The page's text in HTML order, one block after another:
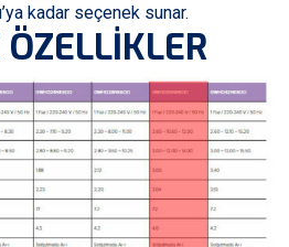
kadar seçenek sunar.